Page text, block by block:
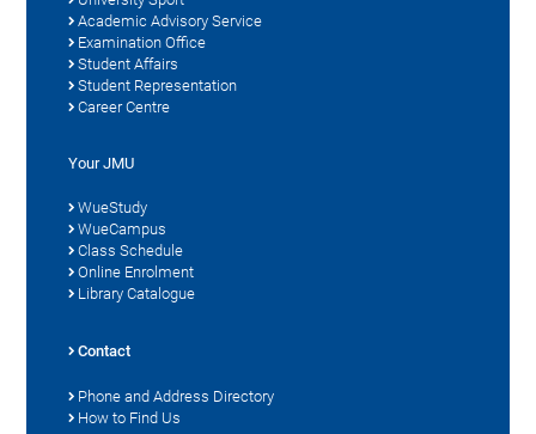
Academic Advisory Service
Examination Office
Student Affairs
Student Representation
Career Centre
Your JMU
WueStudy
WueCampus
Class Schedule
Online Enrolment
Library Catalogue
Contact
Phone and Address Directory
How to Find Us